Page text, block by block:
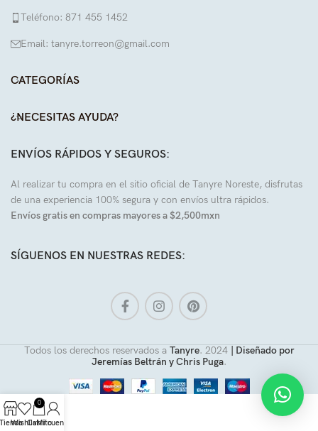
Teléfono: 871 455 1452
Email: tanyre.torreon@gmail.com
CATEGORÍAS
¿NECESITAS AYUDA?
ENVÍOS RÁPIDOS Y SEGUROS:
Al realizar tu compra en el sitio oficial de Tanyre Noreste, disfrutas
de una experiencia 100% segura y con envíos ultra rápidos.
Envíos gratis en compras mayores a $2,500mxn
SÍGUENOS EN NUESTRAS REDES:
Todos los derechos reservados a Tanyre. 2024
| Diseñado por
Jeremías Beltrán y Chris Puga.
Wishlist
0
Carrito
Mi cuenta